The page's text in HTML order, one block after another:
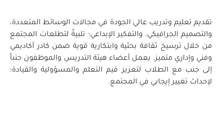
تقديم تعليم وتدريب عالي الجودة في مجالات الوسائط المتعددة،
والتصميم الجرافيكي، والتفكير الإبداعي؛ تلبيةً لتطلعات المجتمع
من خلال ترسيخ ثقافة بحثية وابتكارية قوية ضمن كادر أكاديمي
وفني وإداري متميز. يعمل أعضاء هيئة التدريس والموظفون جنباً
إلى جنب مع الطلاب لتعزيز قيم التعلم والمسؤولية والقيادة؛
لإحداث تغيير إيجابي في المجتمع.